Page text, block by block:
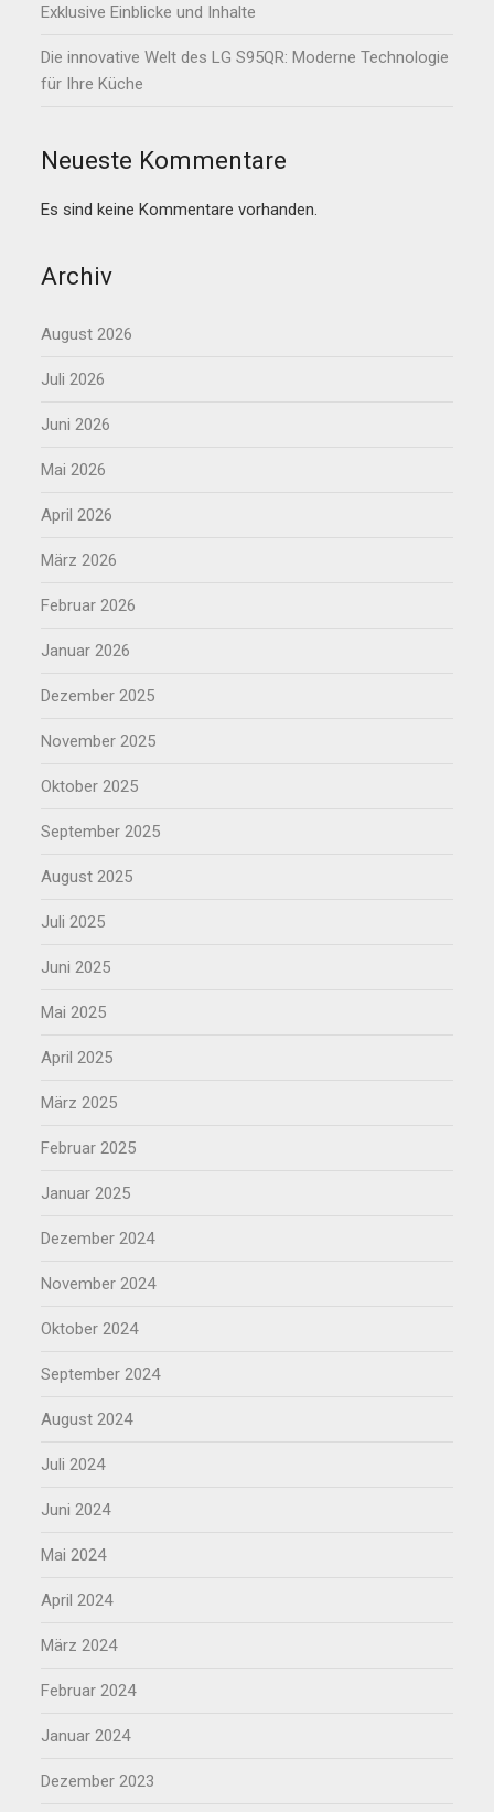
Exklusive Einblicke und Inhalte
Die innovative Welt des LG S95QR: Moderne Technologie
für Ihre Küche
Neueste Kommentare
Es sind keine Kommentare vorhanden.
Archiv
August 2026
Juli 2026
Juni 2026
Mai 2026
April 2026
März 2026
Februar 2026
Januar 2026
Dezember 2025
November 2025
Oktober 2025
September 2025
August 2025
Juli 2025
Juni 2025
Mai 2025
April 2025
März 2025
Februar 2025
Januar 2025
Dezember 2024
November 2024
Oktober 2024
September 2024
August 2024
Juli 2024
Juni 2024
Mai 2024
April 2024
März 2024
Februar 2024
Januar 2024
Dezember 2023